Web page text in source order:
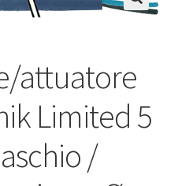
attuatore
Limited 5
/